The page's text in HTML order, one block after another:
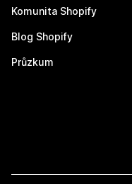
Komunita Shopify
Blog Shopify
Průzkum